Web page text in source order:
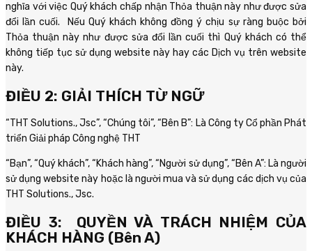
nghĩa với việc Quý khách chấp nhận Thỏa thuận này như được sửa
đổi lần cuối. Nếu Quý khách không đồng ý chịu sự ràng buộc bởi
Thỏa thuận này như được sửa đổi lần cuối thì Quý khách có thể
không tiếp tục sử dụng website này hay các Dịch vụ trên website
này.
ĐIỀU 2: GIẢI THÍCH TỪ NGỮ
“THT Solutions., Jsc”, “Chúng tôi”, “Bên B”: Là Công ty Cổ phần Phát
triển Giải pháp Công nghệ THT
“Bạn”, “Quý khách”, “Khách hàng”, “Người sử dụng”, “Bên A”: Là người
sử dụng website này hoặc là người mua và sử dụng các dịch vụ của
THT Solutions., Jsc.
ĐIỀU 3: QUYỀN VÀ TRÁCH NHIỆM CỦA
KHÁCH HÀNG (Bên A)